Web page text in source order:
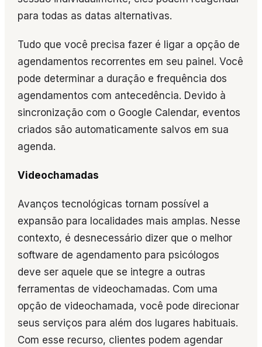
para todas as datas alternativas.
Tudo que você precisa fazer é ligar a opção de
agendamentos recorrentes em seu painel. Você
pode determinar a duração e frequência dos
agendamentos com antecedência. Devido à
sincronização com o Google Calendar, eventos
criados são automaticamente salvos em sua
agenda.
Videochamadas
Avanços tecnológicas tornam possível a
expansão para localidades mais amplas. Nesse
contexto, é desnecessário dizer que o melhor
software de agendamento para psicólogos
deve ser aquele que se integre a outras
ferramentas de videochamadas. Com uma
opção de videochamada, você pode direcionar
seus serviços para além dos lugares habituais.
Com esse recurso, clientes podem agendar